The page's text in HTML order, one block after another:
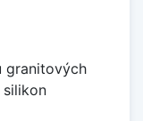
granitových